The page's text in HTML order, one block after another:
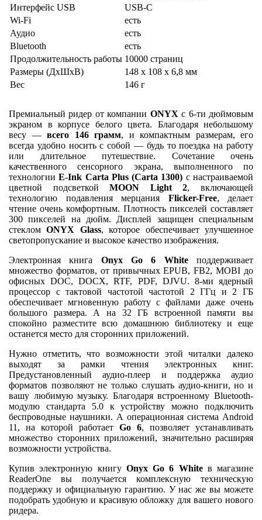
Интерфейс USB
USB-C
Wi-Fi
есть
Аудио
есть
Bluetooth
есть
Продолжительность работы 10000 страниц
Размеры (ДхШхВ)
148 x 108 x 6,8 мм
Вес
146 г
Премиальный ридер от компании ONYX с 6-ти дюймовым
экраном в корпусе белого цвета. Благодаря небольшому
весу —всего 146 грамм, и компактным размерам, его
всегда удобно носить с собой — будь то поездка на работу
или длительное путешествие. Сочетание очень
качественного сенсорного экрана, выполненного по
технологииE-Ink Carta Plus(Carta 1300) с настраиваемой
цветной подсветкойMOON Light 2, включающей
технологию подавления мерцания Flicker-Free, делает
чтение очень комфортным. Плотность пикселей составляет
300 пикселей на дюйм. Дисплей защищен специальным
стекломONYX Glass, которое обеспечивает улучшенное
светопропускание и высокое качество изображения.
Электронная книга Onyx Go 6 Whiteподдерживает
множество форматов, от привычных EPUB, FB2, MOBI до
офисных DOC, DOCX, RTF, PDF, DJVU. 8-ми ядерный
процессор с тактовой частотой частотой 2 ГГц и 2 ГБ
обеспечивает мгновенную работу с файлами даже очень
большого размера. А на 32 ГБ встроенной памяти вы
спокойно разместите всю домашнюю библиотеку и еще
останется место для сторонних приложений.
Нужно отметить, что возможности этой читалки далеко
выходят за рамки чтения электронных книг.
Предустановленный аудио-плеер и поддержка аудио
форматов позволяют не только слушать аудио-книги, но и
вашу любимую музыку. Благодаря встроенному Bluetooth-
модулю стандарта 5.0 к устройству можно подключить
беспроводные наушники. А операционная система Android
11, на которой работает Go 6, позволяет устанавливать
множество сторонних приложений, значительно расширяя
возможности устройства.
Купив электронную книгу Onyx Go 6 Whiteв магазине
ReaderOne вы получается комплексную техническую
поддержку и официальную гарантию. У нас же вы можете
подобрать удобную и красивую обложку для вашего нового
ридера.